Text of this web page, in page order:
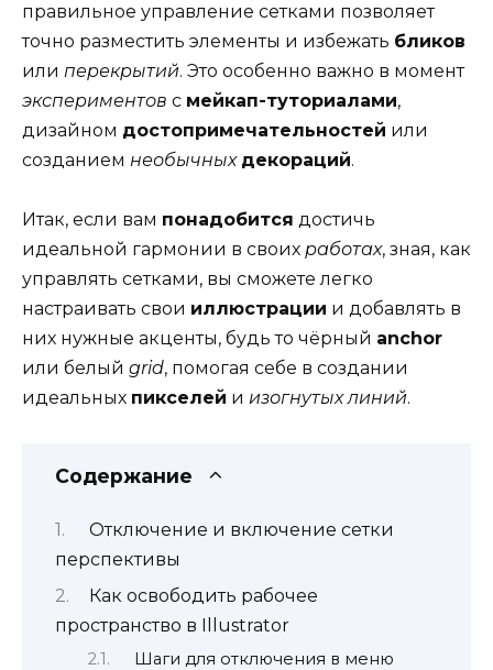
правильное управление сетками позволяет
точно разместить элементы и избежать бликов
или перекрытий. Это особенно важно в момент
экспериментов с мейкап-туториалами,
дизайном достопримечательностей или
созданием необычных декораций.
Итак, если вам понадобится достичь
идеальной гармонии в своих работах, зная, как
управлять сетками, вы сможете легко
настраивать свои иллюстрации и добавлять в
них нужные акценты, будь то чёрный anchor
или белый grid, помогая себе в создании
идеальных пикселей и изогнутых линий.
Содержание
Отключение и включение сетки
перспективы
Как освободить рабочее
пространство в Illustrator
Шаги для отключения в меню